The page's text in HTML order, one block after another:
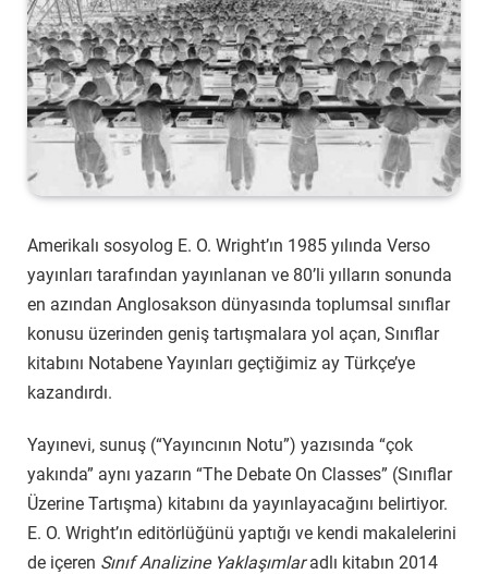
Amerikalı sosyolog E. O. Wright’ın 1985 yılında Verso
yayınları tarafından yayınlanan ve 80’li yılların sonunda
en azından Anglosakson dünyasında toplumsal sınıflar
konusu üzerinden geniş tartışmalara yol açan, Sınıflar
kitabını Notabene Yayınları geçtiğimiz ay Türkçe’ye
kazandırdı.
Yayınevi, sunuş (“Yayıncının Notu”) yazısında “çok
yakında” aynı yazarın “The Debate On Classes” (Sınıflar
Üzerine Tartışma) kitabını da yayınlayacağını belirtiyor.
E. O. Wright’ın editörlüğünü yaptığı ve kendi makalelerini
de içeren Sınıf Analizine Yaklaşımlaradlı kitabın 2014